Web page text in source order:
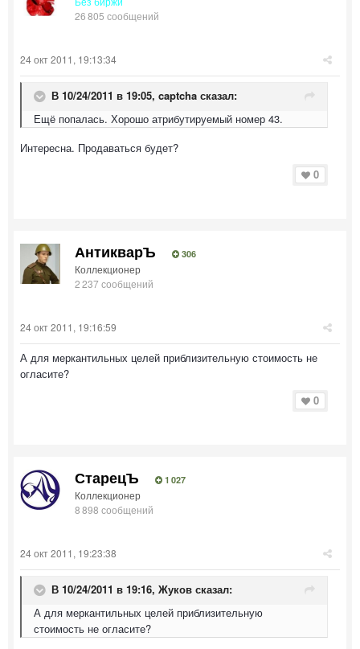
26 805 сообщений
24 окт 2011, 19:13:34
В 10/24/2011 в 19:05, captcha сказал:
Ещё попалась. Хорошо атрибутируемый номер 43.
Интересна. Продаваться будет?
0
АнтикварЪ 306
Коллекционер
2 237 сообщений
24 окт 2011, 19:16:59
А для меркантильных целей приблизительную стоимость не
огласите?
0
СтарецЪ 1 027
Коллекционер
8 898 сообщений
24 окт 2011, 19:23:38
В 10/24/2011 в 19:16, Жуков сказал:
А для меркантильных целей приблизительную
стоимость не огласите?